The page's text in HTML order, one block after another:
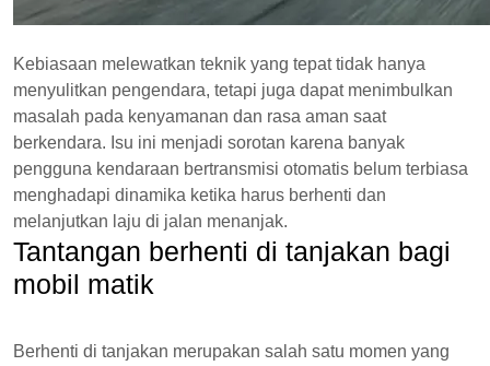
Kebiasaan melewatkan teknik yang tepat tidak hanya
menyulitkan pengendara, tetapi juga dapat menimbulkan
masalah pada kenyamanan dan rasa aman saat
berkendara. Isu ini menjadi sorotan karena banyak
pengguna kendaraan bertransmisi otomatis belum terbiasa
menghadapi dinamika ketika harus berhenti dan
melanjutkan laju di jalan menanjak.
Tantangan berhenti di tanjakan bagi
mobil matik
Berhenti di tanjakan merupakan salah satu momen yang